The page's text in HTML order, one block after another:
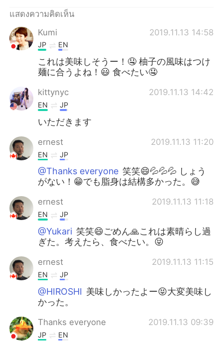
แสดงความคิดเห็น
Kumi
2019.11.13 14:58
JP EN
これは美味しそうー！🤤 柚子の風味はつけ
麺に合うよね！😃 食べたい🤤
kittynyc 2019.11.13 14:42
EN JP
いただきます
ernest 2019.11.13 11:20
EN JP
@Thanks everyone 笑笑😄💦💦💦 しょう
がない！😁でも脂身は結構多かった。😅
ernest 2019.11.13 11:18
EN JP
@Yukari 笑笑😄ごめん🙏これは素晴らし過
ぎた。考えたら、食べたい。😝
ernest 2019.11.13 11:15
EN JP
@HIROSHI 美味しかったよー😝大変美味し
かった。
Thanks everyone 2019.11.13 09:39
JP EN